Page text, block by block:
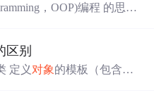
，OOP)编程 的思想
扩展性更强、可读性更
效率。 Python 完全采
区别
定义 对象的模板（包含属